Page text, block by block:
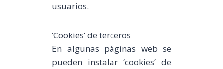
usuarios.
‘Cookies’ de terceros
En algunas páginas web se
pueden instalar ‘cookies’ de